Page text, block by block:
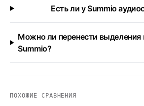
Есть ли у Summio
Можно ли перенести выделения
Summio?
ПОХОЖИЕ СРАВНЕНИЯ